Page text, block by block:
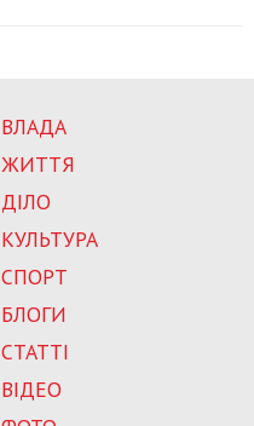
ВЛАДА
ЖИТТЯ
ДІЛО
КУЛЬТУРА
СПОРТ
БЛОГИ
СТАТТІ
ВІДЕО